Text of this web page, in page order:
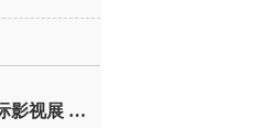
电影《60/70》亮相第30届香港国际影视展 冲刺戛纳备